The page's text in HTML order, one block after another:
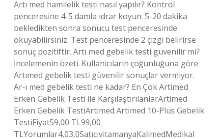
Artı med hamilelik testi nasıl yapılır? Kontrol
penceresine 4-5 damla idrar koyun. 5-20 dakika
bekledikten sonra sonucu test penceresinde
okuyabilirsiniz. Test penceresinde 2 çizgi belirirse
sonuç pozitiftir. Artı med gebelik testi güvenilir mi?
İncelemenin özeti. Kullanıcıların çoğunluğuna göre
Artımed gebelik testi güvenilir sonuçlar vermiyor.
Ar-ı med gebelik testi ne kadar? En Çok Artimed
Erken Gebelik Testi ile KarşılaştırılanlarArtimed
Erken Gebelik TestiArtimed Artimed 10-Plus Gebelik
TestiFiyat59,00 TL99,00
TLYorumlar4,03,0SatıcıvitamanyaKalimedMedikal